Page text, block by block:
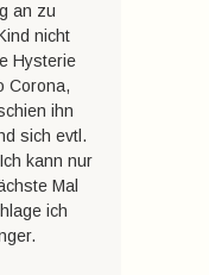
an zu
nicht
Hysterie
Corona,
ihn
sich evtl.
kann nur
Mal
ich